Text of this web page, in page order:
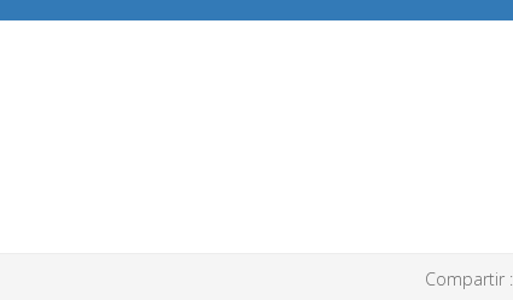
Compartir :